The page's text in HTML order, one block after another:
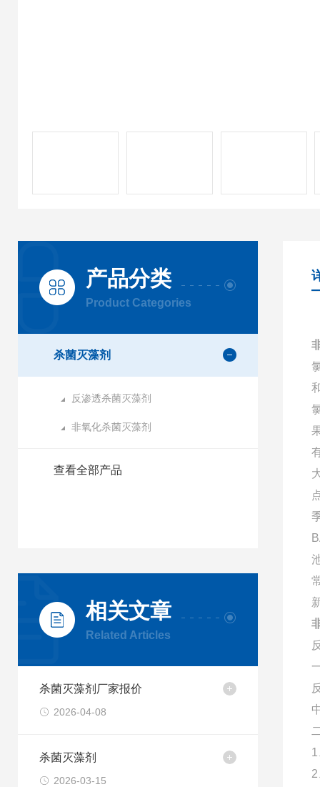
产品分类
Product Categories
杀菌灭藻剂
反渗透杀菌灭藻剂
非氧化杀菌灭藻剂
查看全部产品
相关文章
Related Articles
杀菌灭藻剂厂家报价
2026-04-08
杀菌灭藻剂
2026-03-15